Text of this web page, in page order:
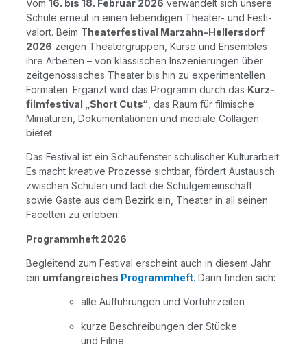
Vom 16. bis 18. Febru­ar 2026 ver­wan­delt sich unse­re
Schu­le erneut in einen leben­di­gen Thea­ter- und Fes­ti­
val­ort. Beim Thea­ter­fes­ti­val Mar­zahn-Hel­lers­dorf
2026 zei­gen Thea­ter­grup­pen, Kur­se und Ensem­bles
ihre Arbei­ten – von klas­si­schen Insze­nie­run­gen über
zeit­ge­nös­si­sches Thea­ter bis hin zu expe­ri­men­tel­len
For­ma­ten. Ergänzt wird das Pro­gramm durch das Kurz­
film­fes­ti­val „Short Cuts“ , das Raum für fil­mi­sche
Minia­tu­ren, Doku­men­ta­tio­nen und media­le Col­la­gen
bietet.
Das Fes­ti­val ist ein Schau­fens­ter schu­li­scher Kul­tur­ar­beit:
Es macht krea­ti­ve Pro­zes­se sicht­bar, för­dert Aus­tausch
zwi­schen Schu­len und lädt die Schul­ge­mein­schaft
sowie Gäs­te aus dem Bezirk ein, Thea­ter in all sei­nen
Facet­ten zu erleben.
Pro­gramm­heft 2026
Beglei­tend zum Fes­ti­val erscheint auch in die­sem Jahr
ein umfang­rei­ches Pro­gramm­heft. Dar­in fin­den sich:
alle Auf­füh­run­gen und Vorführzeiten
kur­ze Beschrei­bun­gen der Stü­cke
und Filme